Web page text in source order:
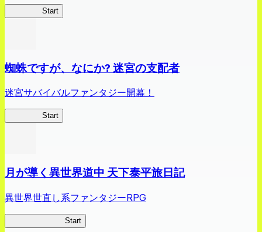
Start
蜘蛛ですが、なにか? 迷宮の支配者
迷宮サバイバルファンタジー開幕！
Start
月が導く異世界道中 天下泰平旅日記
異世界世直し系ファンタジーRPG
Start